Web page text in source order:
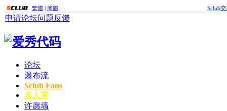
繁體 | 簡體 Sclub
申请论坛问题反馈
论坛
瀑布流
Sclub Fans
名人堂
许愿墙